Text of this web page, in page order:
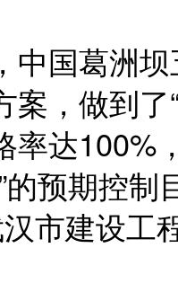
国葛洲坝
案，做到
率达100%
的预期控
市建设工